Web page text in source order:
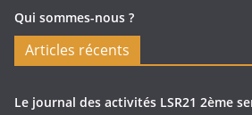
Qui sommes-nous ?
Articles récents
Le journal des activités LSR21 2ème